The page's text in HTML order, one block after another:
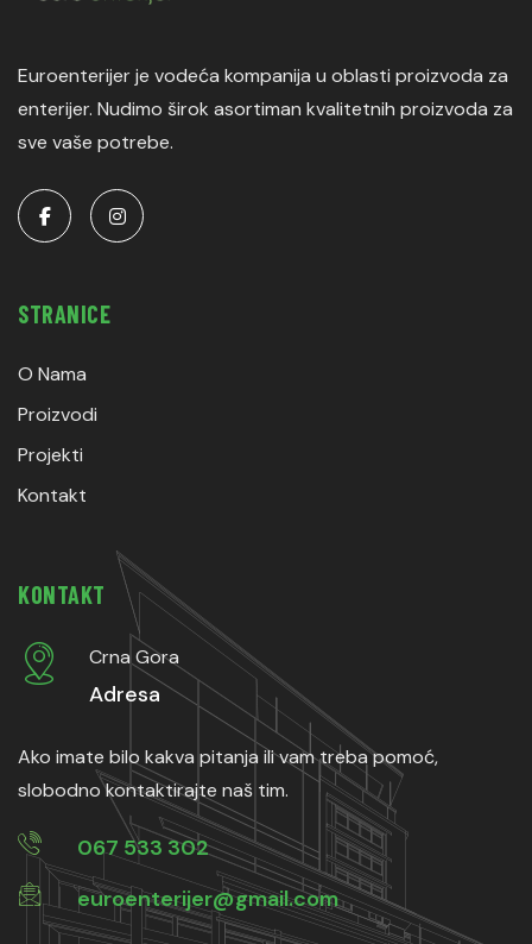
Euroenterijer je vodeća kompanija u oblasti proizvoda za
enterijer. Nudimo širok asortiman kvalitetnih proizvoda za
sve vaše potrebe.
STRANICE
O Nama
Proizvodi
Projekti
Kontakt
KONTAKT
Crna Gora
Adresa
Ako imate bilo kakva pitanja ili vam treba pomoć,
slobodno kontaktirajte naš tim.
067 533 302
euroenterijer@gmail.com